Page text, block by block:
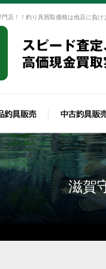
店！！釣り具買取価格は他店に負
滋賀